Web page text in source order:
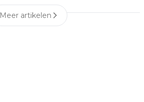
Meer artikelen